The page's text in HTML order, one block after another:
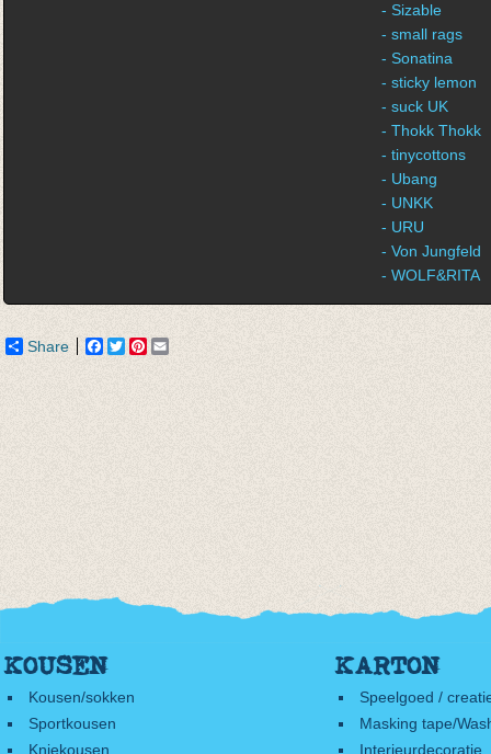
- Sizable
- small rags
- Sonatina
- sticky lemon
- suck UK
- Thokk Thokk
- tinycottons
- Ubang
- UNKK
- URU
- Von Jungfeld
- WOLF&RITA
Share Facebook
TwitterPinterest
KOUSEN
Kousen/sokken
Sportkousen
Kniekousen
KARTON
Speelgoed /
Masking tape/
Interieurdecoratie